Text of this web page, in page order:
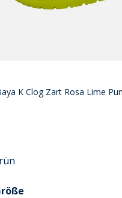
K Clog Zart Rosa Lime